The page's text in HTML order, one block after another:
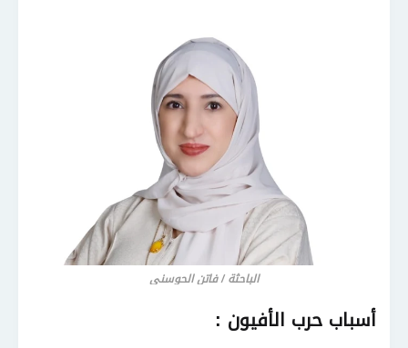
الباحثة / فاتن الحوسني
أسباب حرب الأفيون :